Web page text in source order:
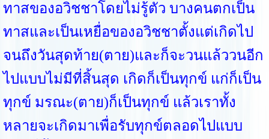
ทาสของอวิชชาโดยไม่รู้ตัว บางคนตกเป็น
ทาสและเป็นเหยื่อของอวิชชาตั้งแต่เกิดไป
จนถึงวันสุดท้าย(ตาย)และก็จะวนแล้ววนอีก
ไปแบบไม่มีที่สิ้นสุด เกิดก็เป็นทุกข์ แก่ก็เป็น
ทุกข์ มรณะ(ตาย)ก็เป็นทุกข์ แล้วเราทั้ง
หลายจะเกิดมาเพื่อรับทุกข์ตลอดไปแบบ